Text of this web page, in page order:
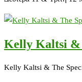
Kelly Kaltsi &
Kelly Kaltsi & The